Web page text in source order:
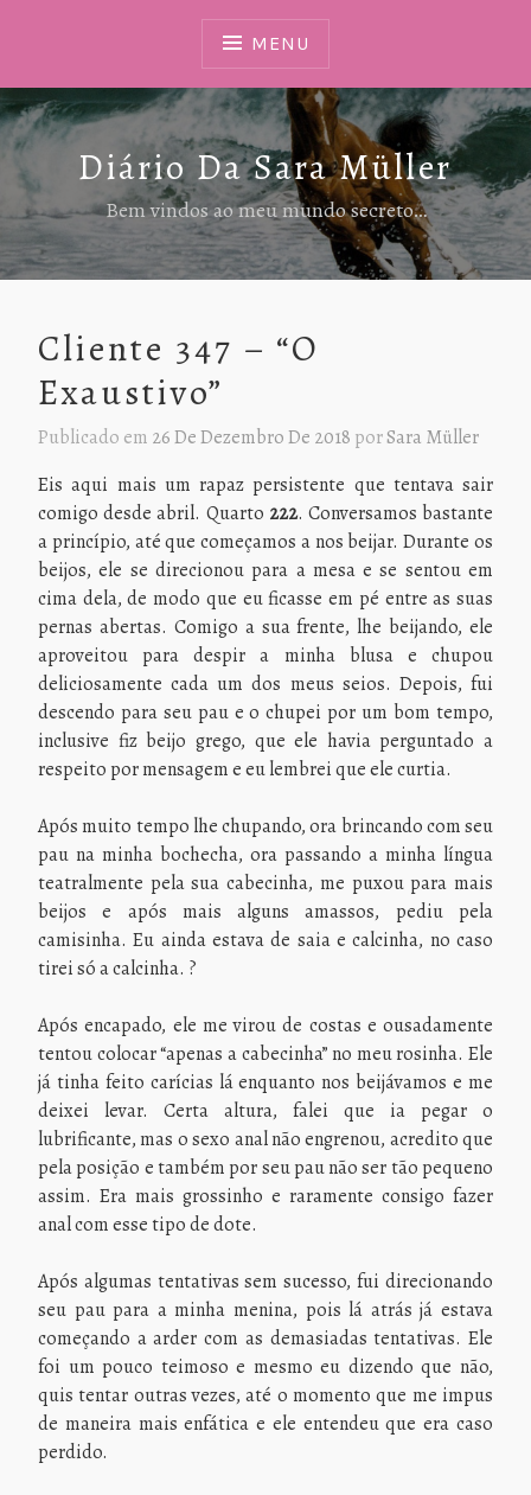
MENU
Diário Da Sara Müller
Bem vindos ao meu mundo secreto…
Cliente 347 – “O
Exaustivo”
Publicado em 26 De Dezembro De 2018 porSara Müller
Eis aqui mais um rapaz persistente que tentava sair
comigo desde abril. Quarto 222. Conversamos bastante
a princípio, até que começamos a nos beijar. Durante os
beijos, ele se direcionou para a mesa e se sentou em
cima dela, de modo que eu ficasse em pé entre as suas
pernas abertas. Comigo a sua frente, lhe beijando, ele
aproveitou para despir a minha blusa e chupou
deliciosamente cada um dos meus seios. Depois, fui
descendo para seu pau e o chupei por um bom tempo,
inclusive fiz beijo grego, que ele havia perguntado a
respeito por mensagem e eu lembrei que ele curtia.
Após muito tempo lhe chupando, ora brincando com seu
pau na minha bochecha, ora passando a minha língua
teatralmente pela sua cabecinha, me puxou para mais
beijos e após mais alguns amassos, pediu pela
camisinha. Eu ainda estava de saia e calcinha, no caso
tirei só a calcinha. ?
Após encapado, ele me virou de costas e ousadamente
tentou colocar “apenas a cabecinha” no meu rosinha. Ele
já tinha feito carícias lá enquanto nos beijávamos e me
deixei levar. Certa altura, falei que ia pegar o
lubrificante, mas o sexo anal não engrenou, acredito que
pela posição e também por seu pau não ser tão pequeno
assim. Era mais grossinho e raramente consigo fazer
anal com esse tipo de dote.
Após algumas tentativas sem sucesso, fui direcionando
seu pau para a minha menina, pois lá atrás já estava
começando a arder com as demasiadas tentativas. Ele
foi um pouco teimoso e mesmo eu dizendo que não,
quis tentar outras vezes, até o momento que me impus
de maneira mais enfática e ele entendeu que era caso
perdido.